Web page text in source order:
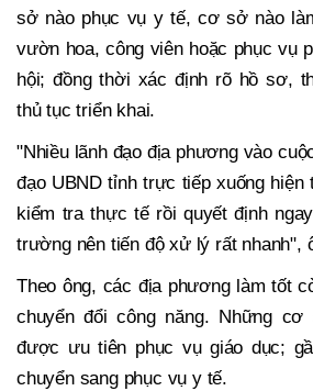
sở nào phục vụ y tế, cơ sở nào
vườn hoa, công viên hoặc phục vụ
hội; đồng thời xác định rõ hồ sơ,
thủ tục triển khai.
"Nhiều lãnh đạo địa phương vào
đạo UBND tỉnh trực tiếp xuống hiện
kiểm tra thực tế rồi quyết định
trường nên tiến độ xử lý rất nhanh",
Theo ông, các địa phương làm tốt
chuyển đổi công năng. Những
được ưu tiên phục vụ giáo dục;
chuyển sang phục vụ y tế.